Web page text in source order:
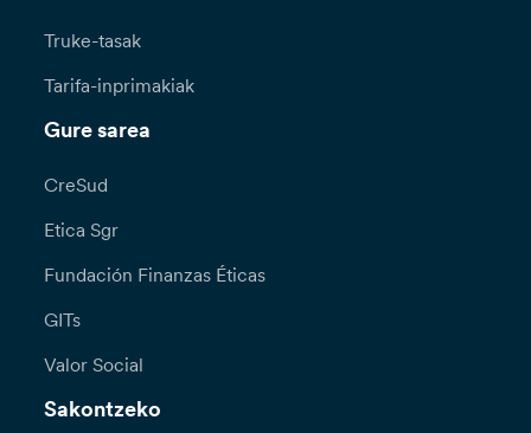
Truke-tasak
Tarifa-inprimakiak
Gure sarea
CreSud
Etica Sgr
Fundación Finanzas Éticas
GITs
Valor Social
Sakontzeko